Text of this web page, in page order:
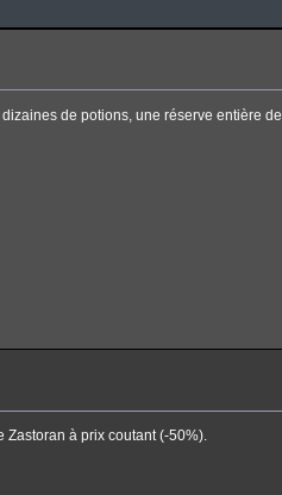
de potions, une réserve entière
à prix coutant (-50%).